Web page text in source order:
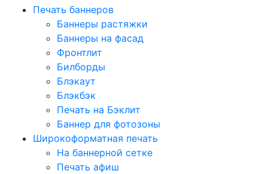
Печать баннеров
Баннеры растяжки
Баннеры на фасад
Фронтлит
Билборды
Блэкаут
Блэкбэк
Печать на Бэклит
Баннер для фотозоны
Широкоформатная печать
На баннерной сетке
Печать афиш